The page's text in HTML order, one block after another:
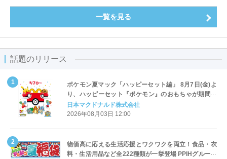
一覧を見る
話題のリリース
ポケモン夏マック「ハッピーセット編」 8月7日(金)よ
り、ハッピーセット『ポケモン』のおもちゃが期間限
定登場
日本マクドナルド株式会社
2026年08月03日 12:00
物価高に応える生活応援とワクワクを両立！食品・衣
料・生活用品など全222種類が一挙登場 PPIHグループ